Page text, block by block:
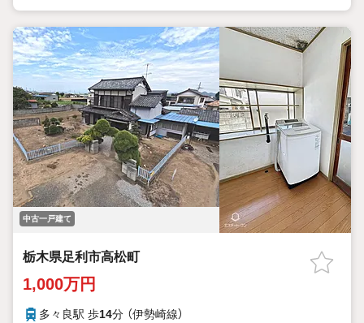
中古一戸建て
栃木県足利市高松町
1,000万円
多々良駅 歩14分 （伊勢崎線）